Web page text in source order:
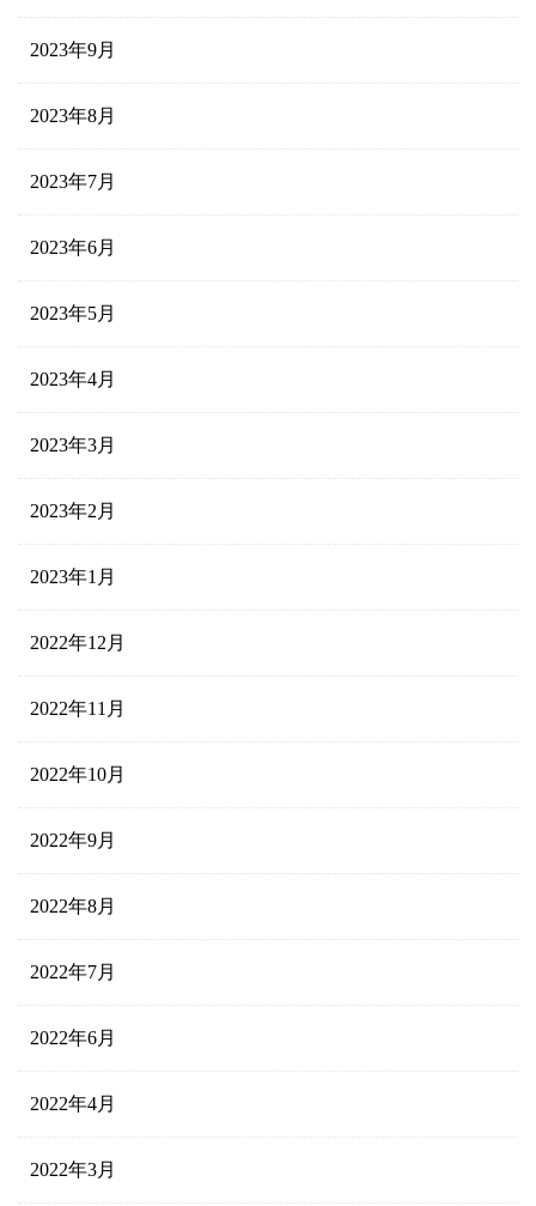
2023年9月
2023年8月
2023年7月
2023年6月
2023年5月
2023年4月
2023年3月
2023年2月
2023年1月
2022年12月
2022年11月
2022年10月
2022年9月
2022年8月
2022年7月
2022年6月
2022年4月
2022年3月